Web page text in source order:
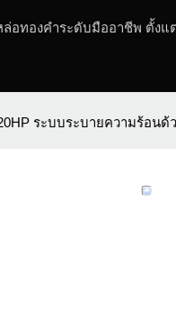
อทองคำระดับมืออาชีพ ตั้งแ
ระบบระบายความร้อ